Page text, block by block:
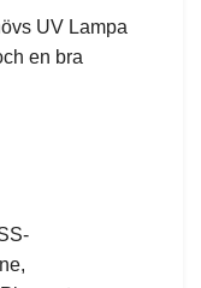
UV Lampa
en bra